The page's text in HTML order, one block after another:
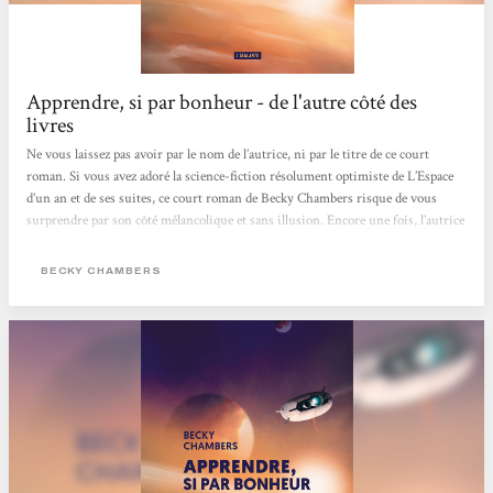
Apprendre, si par bonheur - de l'autre côté des
livres
Ne vous laissez pas avoir par le nom de l’autrice, ni par le titre de ce court
roman. Si vous avez adoré la science-fiction résolument optimiste de L’Espace
d’un an et de ses suites, ce court roman de Becky Chambers risque de vous
surprendre par son côté mélancolique et sans illusion. Encore une fois, l’autrice
Dans Apprendre, si par bonheur, nous suivons la destinée de quatre
planètes d’un autre système solaire. Du hopepunk...
BECKY CHAMBERS